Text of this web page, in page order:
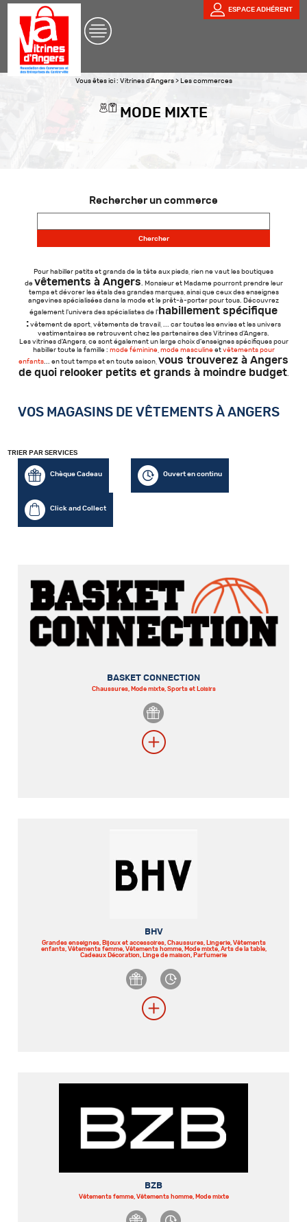
ESPACE ADHÉRENT
Vous êtes ici : Vitrines d'Angers > Les commerces
MODE MIXTE
Rechercher un commerce
Pour habiller petits et grands de la tête aux pieds, rien ne vaut les boutiques
de vêtements à Angers. Monsieur et Madame pourront prendre leur
temps et dévorer les étals des grandes marques, ainsi que ceux des enseignes
angevines spécialisées dans la mode et le prêt-à-porter pour tous. Découvrez
également l'univers des spécialistes de l' habillement spécifique
: vêtement de sport, vêtements de travail, ... car toutes les envies et les univers
vestimentaires se retrouvent chez les partenaires des Vitrines d'Angers.
Les vitrines d'Angers, ce sont également un large choix d'enseignes spécifiques pour
habiller toute la famille : mode féminine mode masculine et vêtements pour
enfants... en tout temps et en toute saison, vous trouverez à Angers
de quoi relooker petits et grands à moindre budget.
VOS MAGASINS DE VÊTEMENTS À ANGERS
TRIER PAR SERVICES
Chèque Cadeau Ouvert en continu
Click and Collect
BASKET CONNECTION
Chaussures, Mode mixte, Sports et Loisirs
BHV
Grandes enseignes, Bijoux et accessoires, Chaussures, Lingerie, Vêtements
enfants, Vêtements femme, Vêtements homme, Mode mixte, Arts de la table,
Cadeaux Décoration, Linge de maison, Parfumerie
BZB
Vêtements femme, Vêtements homme, Mode mixte